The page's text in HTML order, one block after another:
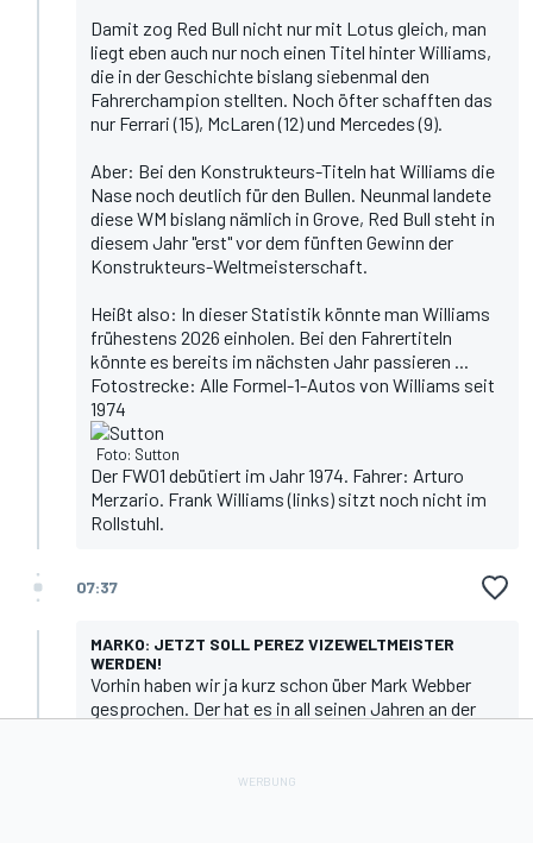
Damit zog Red Bull nicht nur mit Lotus gleich, man
liegt eben auch nur noch einen Titel hinter Williams,
die in der Geschichte bislang siebenmal den
Fahrerchampion stellten. Noch öfter schafften das
nur Ferrari (15), McLaren (12) und Mercedes (9).
Aber: Bei den Konstrukteurs-Titeln hat Williams die
Nase noch deutlich für den Bullen. Neunmal landete
diese WM bislang nämlich in Grove, Red Bull steht in
diesem Jahr "erst" vor dem fünften Gewinn der
Konstrukteurs-Weltmeisterschaft.
Heißt also: In dieser Statistik könnte man Williams
frühestens 2026 einholen. Bei den Fahrertiteln
könnte es bereits im nächsten Jahr passieren ...
Fotostrecke: Alle Formel-1-Autos von Williams seit
1974
Foto: Sutton
Der FW01 debütiert im Jahr 1974. Fahrer: Arturo
Merzario. Frank Williams (links) sitzt noch nicht im
Rollstuhl.
07:37
MARKO: JETZT SOLL PEREZ VIZEWELTMEISTER
WERDEN!
Vorhin haben wir ja kurz schon über Mark Webber
gesprochen. Der hat es in all seinen Jahren an der